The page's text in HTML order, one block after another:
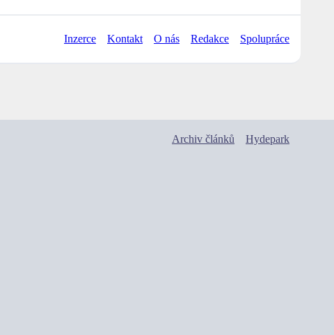
Inzerce Kontakt O nás Redakce Spolupráce
Archiv článků Hydepark